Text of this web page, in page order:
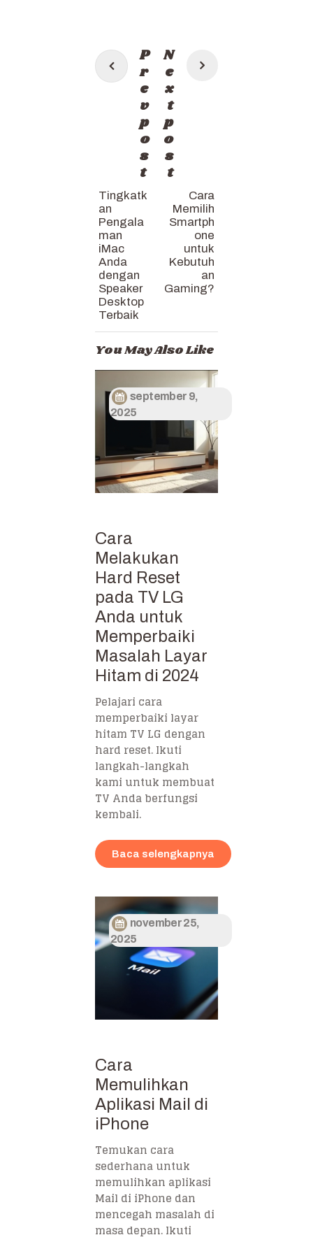
Post
navigation
P
r
e
v
p
o
s
t
Tingkatk
an
Pengala
man
iMac
Anda
dengan
Speaker
Desktop
Terbaik
N
e
x
t
p
o
s
t
Cara
Memilih
Smartph
one
untuk
Kebutuh
an
Gaming?
You May Also Like
september 9,
2025
Cara
Melakukan
Hard Reset
pada TV LG
Anda untuk
Memperbaiki
Masalah Layar
Hitam di 2024
Pelajari cara
memperbaiki layar
hitam TV LG dengan
hard reset. Ikuti
langkah-langkah
kami untuk membuat
TV Anda berfungsi
kembali.
Baca selengkapnya
november 25,
2025
Cara
Memulihkan
Aplikasi Mail di
iPhone
Temukan cara
sederhana untuk
memulihkan aplikasi
Mail di iPhone dan
mencegah masalah di
masa depan. Ikuti